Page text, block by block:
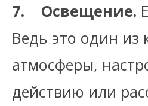
7. Освещение.
Ведь это один из
атмосферы,
действию или